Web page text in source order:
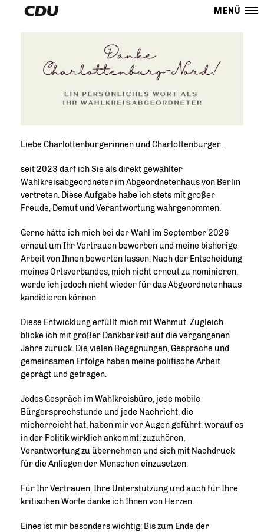
MENÜ
Liebe Charlottenburgerinnen und Charlottenburger,
seit 2023 darf ich Sie als direkt gewählter
Wahlkreisabgeordneter im Abgeordnetenhaus von Berlin
vertreten. Diese Aufgabe habe ich stets mit großer
Freude, Demut und Verantwortung wahrgenommen.
Gerne hätte ich mich bei der Wahl im September 2026
erneut um Ihr Vertrauen beworben und meine bisherige
Arbeit von Ihnen bewerten lassen. Nach der Entscheidung
meines Ortsverbandes, mich nicht erneut zu nominieren,
werde ich jedoch nicht wieder für das Abgeordnetenhaus
kandidieren können.
Diese Entwicklung erfüllt mich mit Wehmut. Zugleich
blicke ich mit großer Dankbarkeit auf die vergangenen
Jahre zurück. Die vielen Begegnungen, Gespräche und
gemeinsamen Erfolge haben meine politische Arbeit
geprägt und getragen.
Jedes Gespräch im Wahlkreisbüro, jede mobile
Bürgersprechstunde und jede Nachricht, die
micherreicht hat, haben mir vor Augen geführt, worauf es
in der Politik wirklich ankommt: zuzuhören,
Verantwortung zu übernehmen und sich mit Nachdruck
für die Anliegen der Menschen einzusetzen.
Für Ihr Vertrauen, Ihre Unterstützung und auch für Ihre
kritischen Worte danke ich Ihnen von Herzen.
Eines ist mir besonders wichtig: Bis zum Ende der